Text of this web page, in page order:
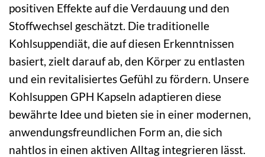
positiven Effekte auf die Verdauung und den
Stoffwechsel geschätzt. Die traditionelle
Kohlsuppendiät, die auf diesen Erkenntnissen
basiert, zielt darauf ab, den Körper zu entlasten
und ein revitalisiertes Gefühl zu fördern. Unsere
Kohlsuppen GPH Kapseln adaptieren diese
bewährte Idee und bieten sie in einer modernen,
anwendungsfreundlichen Form an, die sich
nahtlos in einen aktiven Alltag integrieren lässt.